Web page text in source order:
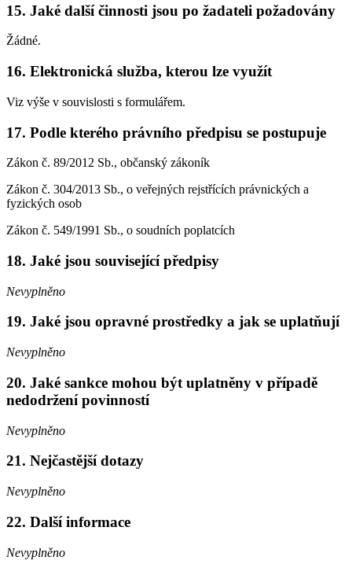
15. Jaké další činnosti jsou po žadateli požadovány
Žádné.
16. Elektronická služba, kterou lze využít
Viz výše v souvislosti s formulářem.
17. Podle kterého právního předpisu se postupuje
Zákon č. 89/2012 Sb., občanský zákoník
Zákon č. 304/2013 Sb., o veřejných rejstřících právnických a
fyzických osob
Zákon č. 549/1991 Sb., o soudních poplatcích
18. Jaké jsou související předpisy
Nevyplněno
19. Jaké jsou opravné prostředky a jak se uplatňují
Nevyplněno
20. Jaké sankce mohou být uplatněny v případě
nedodržení povinností
Nevyplněno
21. Nejčastější dotazy
Nevyplněno
22. Další informace
Nevyplněno